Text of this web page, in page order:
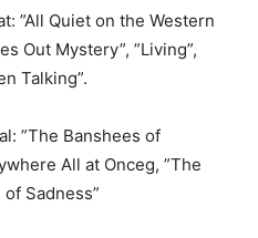
”All Quiet on the Western
Out Mystery”, ”Living”,
Talking”.
”The Banshees of
All at Onceg, ”The
of Sadness”